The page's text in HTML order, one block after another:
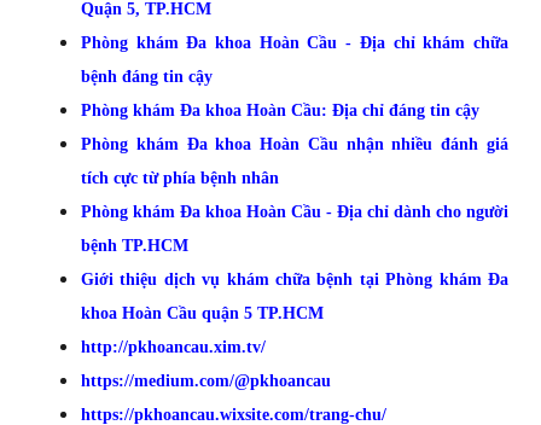
Quận 5, TP.HCM
Phòng khám Đa khoa Hoàn Cầu - Địa chỉ khám chữa
bệnh đáng tin cậy
Phòng khám Đa khoa Hoàn Cầu: Địa chỉ đáng tin cậy
Phòng khám Đa khoa Hoàn Cầu nhận nhiều đánh giá
tích cực từ phía bệnh nhân
Phòng khám Đa khoa Hoàn Cầu - Địa chỉ dành cho người
bệnh TP.HCM
Giới thiệu dịch vụ khám chữa bệnh tại Phòng khám Đa
khoa Hoàn Cầu quận 5 TP.HCM
http://pkhoancau.xim.tv/
https://medium.com/@pkhoancau
https://pkhoancau.wixsite.com/trang-chu/